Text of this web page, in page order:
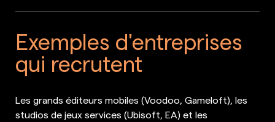
Exemples d'entreprises
qui recrutent
Les grands éditeurs mobiles (Voodoo, Gameloft), les
studios de jeux services (Ubisoft, EA) et les